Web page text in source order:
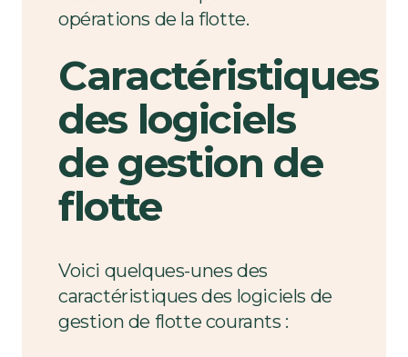
opérations de la flotte.
Caractéristiques
des logiciels
de gestion de
flotte
Voici quelques-unes des
caractéristiques des logiciels de
gestion de flotte courants :